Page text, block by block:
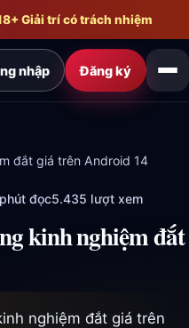
Giải trí có trách nhiệm
nhập Đăng ký
đắt giá trên Android 14
đọc5.435 lượt xem
kinh nghiệm đắt
nghiệm đắt giá trên